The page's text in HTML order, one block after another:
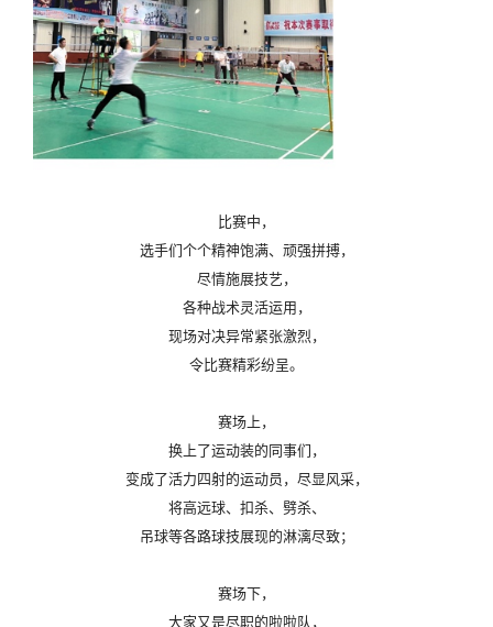
比赛中，
选手们个个精神饱满、顽强拼搏，
尽情施展技艺，
各种战术灵活运用，
现场对决异常紧张激烈，
令比赛精彩纷呈。
赛场上，
换上了运动装的同事们，
变成了活力四射的运动员，尽显风采，
将高远球、扣杀、劈杀、
吊球等各路球技展现的淋漓尽致；
赛场下，
大家又是尽职的啦啦队，